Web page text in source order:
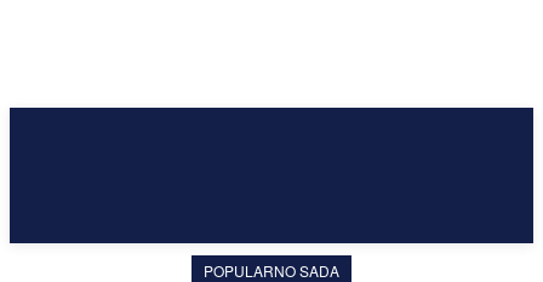
POPULARNO SADA